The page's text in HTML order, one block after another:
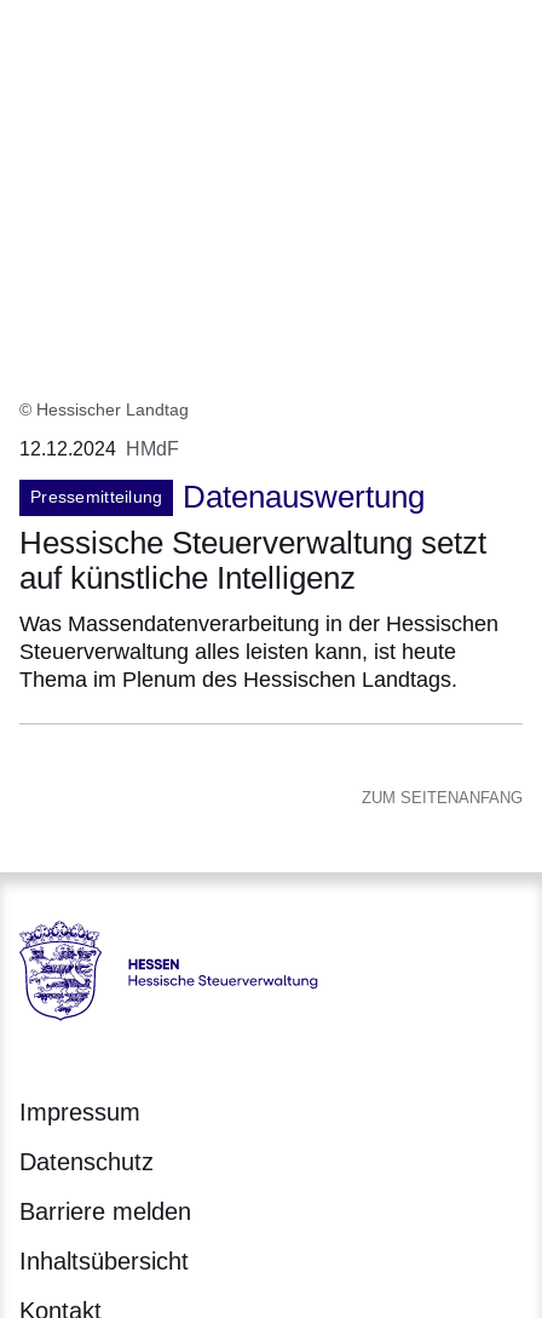
© Hessischer Landtag
12.12.2024 HMdF
Pressemitteilung
Datenauswertung
Hessische Steuerverwaltung setzt
auf künstliche Intelligenz
Was Massendatenverarbeitung in der Hessischen
Steuerverwaltung alles leisten kann, ist heute
Thema im Plenum des Hessischen Landtags.
ZUM SEITENANFANG
Hessen - Hessische Steuerverwaltung
Impressum
Datenschutz
Barriere melden
Inhaltsübersicht
Kontakt